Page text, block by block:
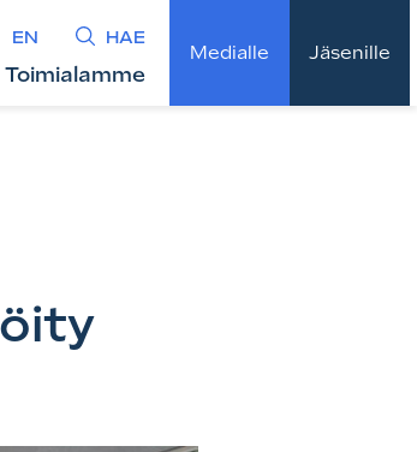
EN HAE
Toimialamme
Medialle Jäsenille